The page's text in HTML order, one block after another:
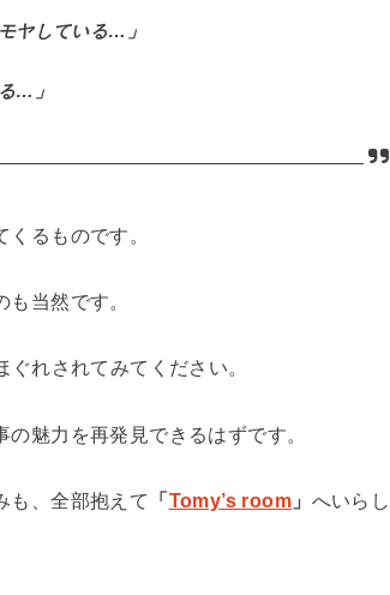
ヤしている…」
…」
るものです。
当然です。
れされてみてください。
魅力を再発見できるはずです。
も、全部抱えて 「Tomy’s room 」 へいらし